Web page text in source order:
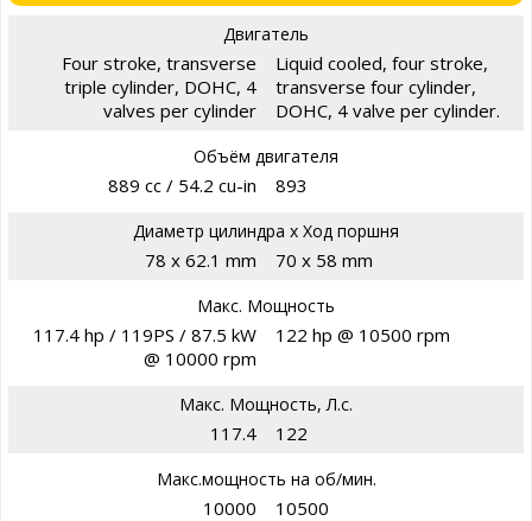
Двигатель
Four stroke, transverse
triple cylinder, DOHC, 4
valves per cylinder
Liquid cooled, four stroke,
transverse four cylinder,
DOHC, 4 valve per cylinder.
Объём двигателя
889 cc / 54.2 cu-in 893
Диаметр цилиндра х Ход поршня
78 x 62.1 mm 70 x 58 mm
Макс. Мощность
117.4 hp / 119PS / 87.5 kW
@ 10000 rpm
122 hp @ 10500 rpm
Макс. Мощность, Л.с.
117.4 122
Макс.мощность на об/мин.
10000 10500